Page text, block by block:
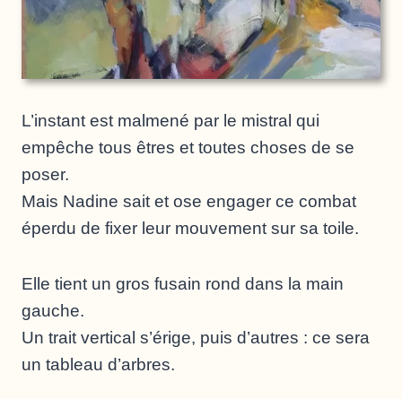
L’instant est malmené par le mistral qui
empêche tous êtres et toutes choses de se
poser.
Mais Nadine sait et ose engager ce combat
éperdu de fixer leur mouvement sur sa toile.
Elle tient un gros fusain rond dans la main
gauche.
Un trait vertical s’érige, puis d’autres : ce sera
un tableau d’arbres.